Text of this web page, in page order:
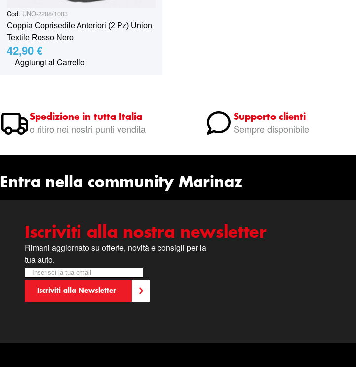
Cod. UNO-2208/1003
Coppia Coprisedile Anteriori (2 Pz) Union
Textile Rosso Nero
42,90 €
Aggiungi al Carrello
Spedizione in tutta Italia
o ritiro nei nostri punti vendita
Supporto clienti
Sempre disponibile
Entra nella community Marinaz
Iscriviti alla nostra newsletter
Rimani aggiornato su offerte, novità e consigli per la
tua auto.
Newsletter
Iscriviti alla nostra Newsletter:
Iscriviti alla Newsletter